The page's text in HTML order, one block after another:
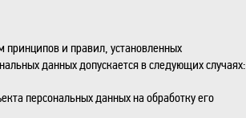
принципов и правил, установленных
данных допускается в следующих случаях:
персональных данных на обработку его